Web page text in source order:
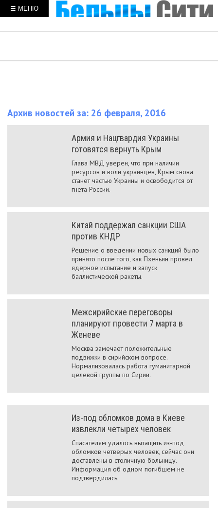
☰ МЕНЮ
Архив новостей за: 26 февраля, 2016
Армия и Нацгвардия Украины
готовятся вернуть Крым
Глава МВД уверен, что при наличии
ресурсов и воли украинцев, Крым снова
станет частью Украины и освободится от
гнета России.
Китай поддержал санкции США
против КНДР
Решение о введении новых санкций было
принято после того, как Пхеньян провел
ядерное испытание и запуск
баллистической ракеты.
Межсирийские переговоры
планируют провести 7 марта в
Женеве
Москва замечает положительные
подвижки в сирийском вопросе.
Нормализовалась работа гуманитарной
целевой группы по Сирии.
Из-под обломков дома в Киеве
извлекли четырех человек
Спасателям удалось вытащить из-под
обломков четверых человек, сейчас они
доставлены в столичную больницу.
Информация об одном погибшем не
подтвердилась.